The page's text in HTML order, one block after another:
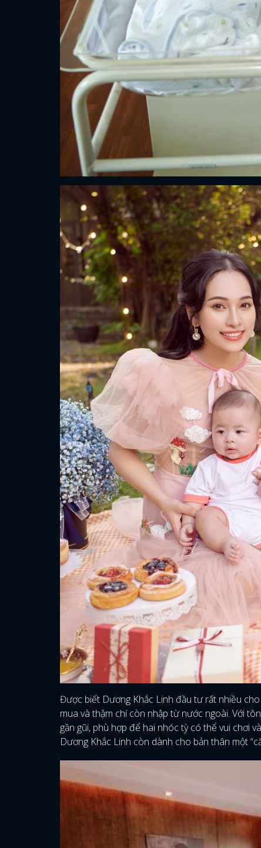
Được biết Dương Khắc Linh đầu tư rất nhiều
mua và thậm chí còn nhập từ nước ngoài. Với
gần gũi, phù hợp để hai nhóc tỳ có thể vui chơi
Dương Khắc Linh còn dành cho bản thân một